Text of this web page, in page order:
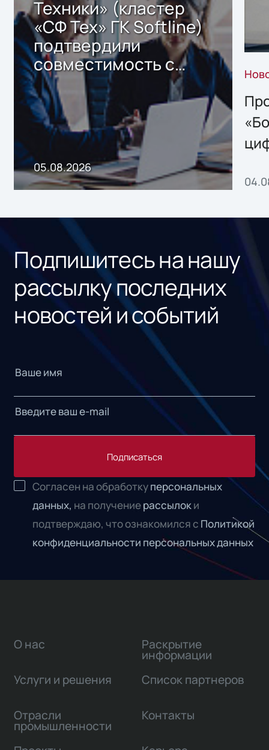
Техники» (кластер
«СФ Тех» ГК Softline)
подтвердили
совместимость с
решением Sharx
Storage 2.x для
хранения данных
05.08.2026
Подпишитесь на нашу
рассылку последних
новостей и событий
Подписаться
Согласен на обработкуперсональных
данных, на получениерассылоки
подтверждаю, что ознакомился с Политикой
конфиденциальности персональных данных
О нас
Услуги и решения
Отрасли
промышленности
Раскрытие
информации
Список партнеров
Контакты